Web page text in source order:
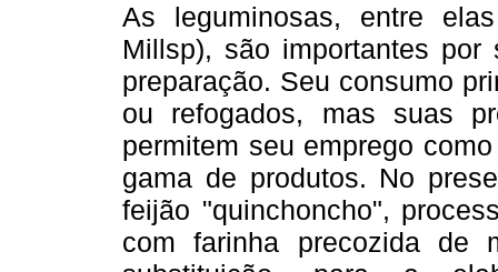
As leguminosas, entre
Millsp), são importantes
preparação. Seu consumo
ou refogados, mas suas
permitem seu emprego
gama de produtos. No
feijão "quinchoncho",
com farinha precozida de